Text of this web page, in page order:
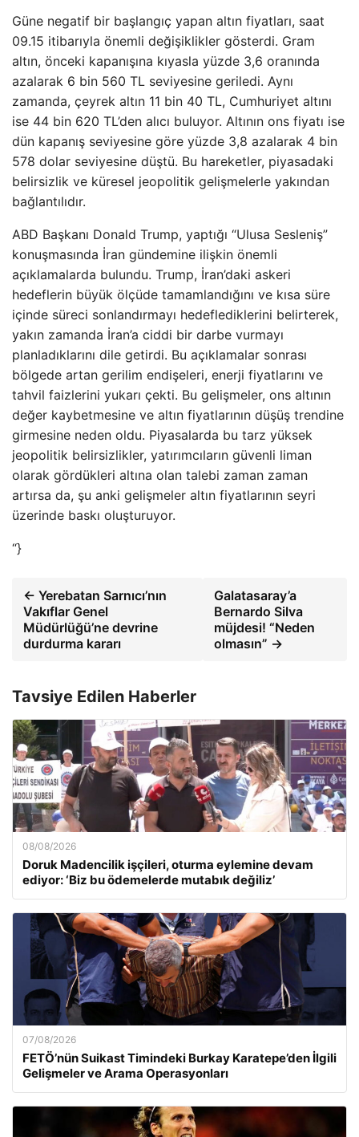
Güne negatif bir başlangıç yapan altın fiyatları, saat
09.15 itibarıyla önemli değişiklikler gösterdi. Gram
altın, önceki kapanışına kıyasla yüzde 3,6 oranında
azalarak 6 bin 560 TL seviyesine geriledi. Aynı
zamanda, çeyrek altın 11 bin 40 TL, Cumhuriyet altını
ise 44 bin 620 TL’den alıcı buluyor. Altının ons fiyatı ise
dün kapanış seviyesine göre yüzde 3,8 azalarak 4 bin
578 dolar seviyesine düştü. Bu hareketler, piyasadaki
belirsizlik ve küresel jeopolitik gelişmelerle yakından
bağlantılıdır.
ABD Başkanı Donald Trump, yaptığı “Ulusa Sesleniş”
konuşmasında İran gündemine ilişkin önemli
açıklamalarda bulundu. Trump, İran’daki askeri
hedeflerin büyük ölçüde tamamlandığını ve kısa süre
içinde süreci sonlandırmayı hedeflediklerini belirterek,
yakın zamanda İran’a ciddi bir darbe vurmayı
planladıklarını dile getirdi. Bu açıklamalar sonrası
bölgede artan gerilim endişeleri, enerji fiyatlarını ve
tahvil faizlerini yukarı çekti. Bu gelişmeler, ons altının
değer kaybetmesine ve altın fiyatlarının düşüş trendine
girmesine neden oldu. Piyasalarda bu tarz yüksek
jeopolitik belirsizlikler, yatırımcıların güvenli liman
olarak gördükleri altına olan talebi zaman zaman
artırsa da, şu anki gelişmeler altın fiyatlarının seyri
üzerinde baskı oluşturuyor.
“}
← Yerebatan Sarnıcı’nın
Vakıflar Genel
Müdürlüğü’ne devrine
durdurma kararı
Galatasaray’a
Bernardo Silva
müjdesi! “Neden
olmasın” →
Tavsiye Edilen Haberler
08/08/2026
Doruk Madencilik işçileri, oturma eylemine devam
ediyor: ‘Biz bu ödemelerde mutabık değiliz’
07/08/2026
FETÖ’nün Suikast Timindeki Burkay Karatepe’den İlgili
Gelişmeler ve Arama Operasyonları